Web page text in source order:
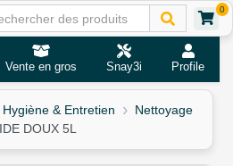
0
Vente en gros Snay3i Profile
Hygiène & Entretien
Nettoyage
DOUX 5L